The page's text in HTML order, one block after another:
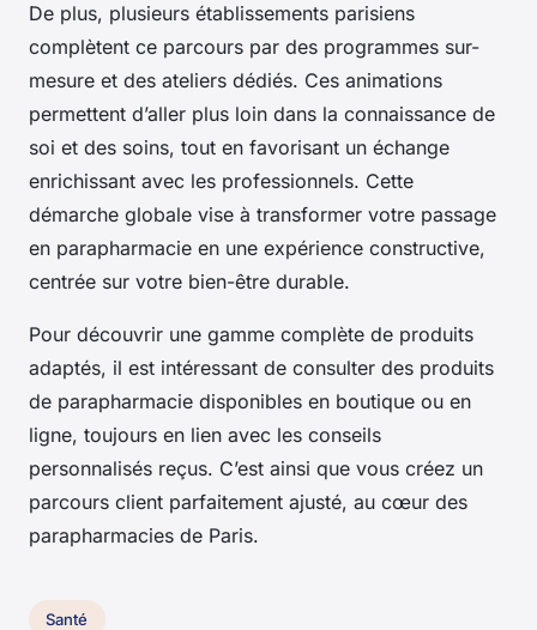
De plus, plusieurs établissements parisiens
complètent ce parcours par des programmes sur-
mesure et des ateliers dédiés. Ces animations
permettent d’aller plus loin dans la connaissance de
soi et des soins, tout en favorisant un échange
enrichissant avec les professionnels. Cette
démarche globale vise à transformer votre passage
en parapharmacie en une expérience constructive,
centrée sur votre bien-être durable.
Pour découvrir une gamme complète de produits
adaptés, il est intéressant de consulter des produits
de parapharmacie disponibles en boutique ou en
ligne, toujours en lien avec les conseils
personnalisés reçus. C’est ainsi que vous créez un
parcours client parfaitement ajusté, au cœur des
parapharmacies de Paris.
Santé